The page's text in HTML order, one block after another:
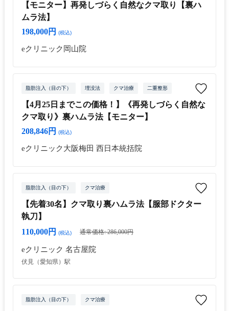
【モニター】再発しづらく自然なクマ取り【裏ハ
ムラ法】
198,000円
(税込)
eクリニック岡山院
脂肪注入（目の下） 埋没法 クマ治療 二重整形
【4月25日までこの価格！】《再発しづらく自然な
クマ取り》裏ハムラ法【モニター】
208,846円
(税込)
eクリニック大阪梅田 西日本統括院
脂肪注入（目の下） クマ治療
【先着30名】クマ取り裏ハムラ法【服部ドクター
執刀】
110,000円
(税込) 通常価格: 286,000円
eクリニック 名古屋院
伏見（愛知県）駅
脂肪注入（目の下） クマ治療